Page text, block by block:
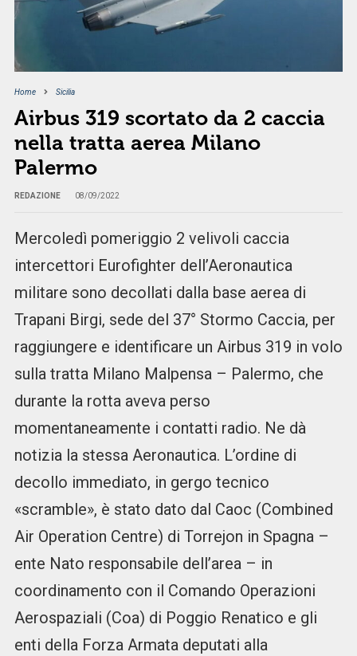
Home Sicilia
Airbus 319 scortato da 2 caccia
nella tratta aerea Milano
Palermo
REDAZIONE 08/09/2022
Mercoledì pomeriggio 2 velivoli caccia
intercettori Eurofighter dell’Aeronautica
militare sono decollati dalla base aerea di
Trapani Birgi, sede del 37° Stormo Caccia, per
raggiungere e identificare un Airbus 319 in volo
sulla tratta Milano Malpensa – Palermo, che
durante la rotta aveva perso
momentaneamente i contatti radio. Ne dà
notizia la stessa Aeronautica. L’ordine di
decollo immediato, in gergo tecnico
«scramble», è stato dato dal Caoc (Combined
Air Operation Centre) di Torrejon in Spagna –
ente Nato responsabile dell’area – in
coordinamento con il Comando Operazioni
Aerospaziali (Coa) di Poggio Renatico e gli
enti della Forza Armata deputati alla